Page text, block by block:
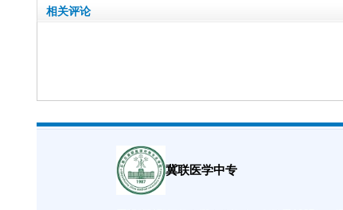
相关评论
冀联医学中专